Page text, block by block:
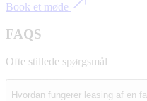
Book et møde
FAQS
Ofte stillede spørgsmål
Hvordan fungerer leasing af en